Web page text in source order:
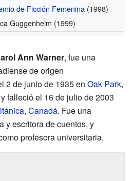
de Ficción Femenina (1998)
Guggenheim (1999)
Ann Warner, fue una
de origen
2 de junio de 1935 en Oak Park,
y falleció el 16 de julio de 2003
, Canadá. Fue una
y escritora de cuentos, y
profesora universitaria.